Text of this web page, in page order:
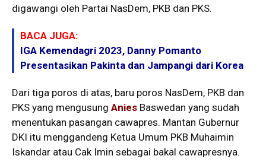
digawangi oleh Partai NasDem, PKB dan PKS.
BACA JUGA:
IGA Kemendagri 2023, Danny Pomanto
Presentasikan Pakinta dan Jampangi dari Korea
Dari tiga poros di atas, baru poros NasDem, PKB dan
PKS yang mengusung Anies Baswedan yang sudah
menentukan pasangan cawapres. Mantan Gubernur
DKI itu menggandeng Ketua Umum PKB Muhaimin
Iskandar atau Cak Imin sebagai bakal cawapresnya.